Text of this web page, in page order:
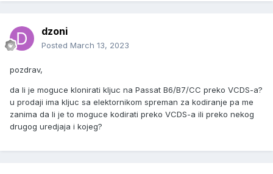
dzoni
Posted March 13, 2023
pozdrav,
da li je moguce klonirati kljuc na Passat B6/B7/CC preko VCDS-a?
u prodaji ima kljuc sa elektornikom spreman za kodiranje pa me
zanima da li je to moguce kodirati preko VCDS-a ili preko nekog
drugog uredjaja i kojeg?